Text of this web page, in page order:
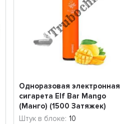
Одноразовая электронная
сигарета Elf Bar Mango
(Манго) (1500 Затяжек)
Штук в блоке: 10